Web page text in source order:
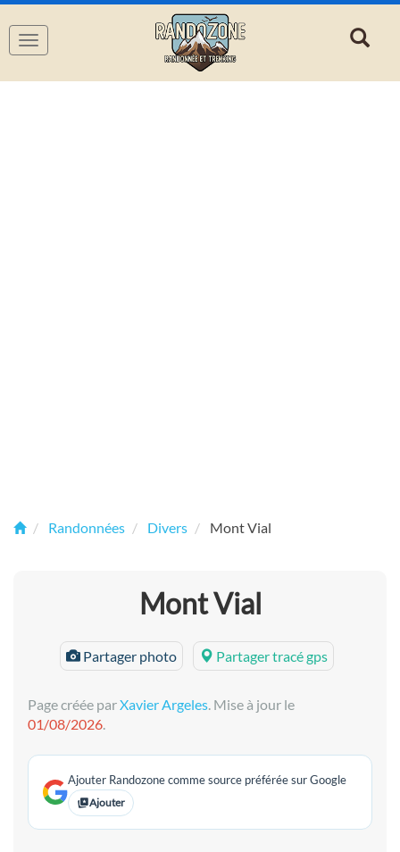
Navigation
Randonnées Divers Mont Vial
Mont Vial
Partager photo Partager tracé gps
Page créée parXavier Argeles. Mise à jour le
01/08/2026.
Ajouter Randozone comme source préférée sur Google
Ajouter